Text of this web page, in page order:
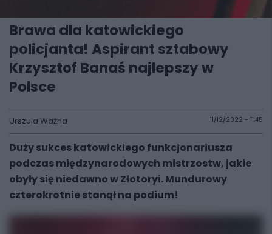
Brawa dla katowickiego
policjanta! Aspirant sztabowy
Krzysztof Banaś najlepszy w
Polsce
Urszula Ważna 11/12/2022 - 11:45
Duży sukces katowickiego funkcjonariusza
podczas międzynarodowych mistrzostw, jakie
obyły się niedawno w Złotoryi. Mundurowy
czterokrotnie stanął na podium!